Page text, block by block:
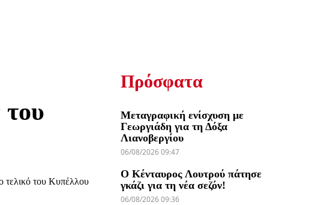
τελικό του Κυπέλλου
Πρόσφατα
Μεταγραφική ενίσχυση με
Γεωργιάδη για τη Δόξα
Λιανοβεργίου
06/08/2026 09:47
Ο Κένταυρος Λουτρού πάτησε
γκάζι για τη νέα σεζόν!
06/08/2026 09:36